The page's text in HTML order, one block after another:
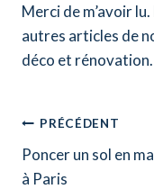
Merci de m’avoir
autres articles de
déco et
Navigation
De
PRÉCÉDENT
Poncer un sol en
à Paris